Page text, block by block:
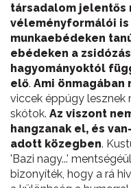
társadalom jelentős
véleményformálói is
munkaebédeken
ebédeken a
hagyományoktól
elő. Ami önmagában
viccek éppúgy lesznek
skótok. Az viszont
hangzanak el, és
adott közegben.
'Bazi nagy...'
bizonyíték, hogy a rá